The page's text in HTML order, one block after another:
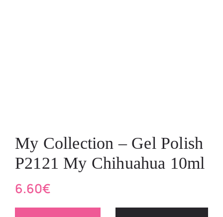
My Collection – Gel Polish
P2121 My Chihuahua 10ml
6.60€